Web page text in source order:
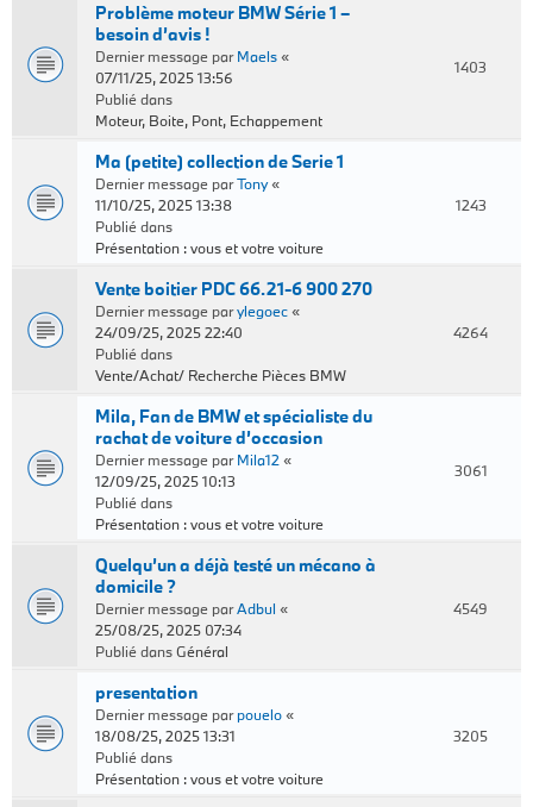
Problème moteur BMW Série 1 –
besoin d’avis !
Dernier message parMaels«
07/11/25, 2025 13:56
Publié dans
Moteur, Boite, Pont, Echappement
1403
Ma (petite) collection de Serie 1
Dernier message parTony«
11/10/25, 2025 13:38
Publié dans
Présentation : vous et votre voiture
1243
Vente boitier PDC 66.21-6 900 270
Dernier message parylegoec«
24/09/25, 2025 22:40
Publié dans
Vente/Achat/ Recherche Pièces BMW
4264
Mila, Fan de BMW et spécialiste du
rachat de voiture d’occasion
Dernier message parMila12 «
12/09/25, 2025 10:13
Publié dans
Présentation : vous et votre voiture
3061
Quelqu’un a déjà testé un mécano à
domicile ?
Dernier message parAdbul «
25/08/25, 2025 07:34
Publié dansGénéral
4549
presentation
Dernier message parpouelo«
18/08/25, 2025 13:31
Publié dans
Présentation : vous et votre voiture
3205